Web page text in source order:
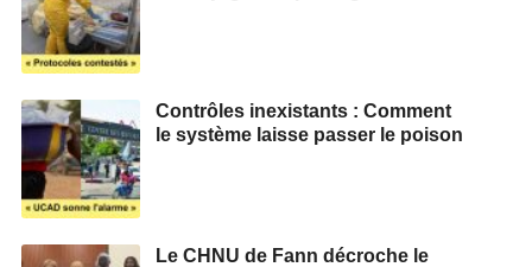
Contrôles inexistants : Comment
le système laisse passer le poison
Le CHNU de Fann décroche le